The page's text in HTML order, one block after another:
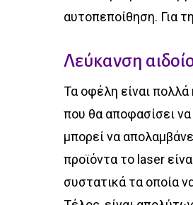
αυτοπεποίθηση. Για
Λεύκανση
Τα οφέλη είναι πολλά
που θα αποφασίσει
μπορεί να
προϊόντα το laser
συστατικά τα οποία